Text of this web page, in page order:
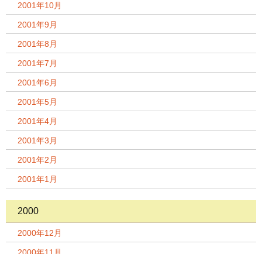
2001年10月
2001年9月
2001年8月
2001年7月
2001年6月
2001年5月
2001年4月
2001年3月
2001年2月
2001年1月
2000
2000年12月